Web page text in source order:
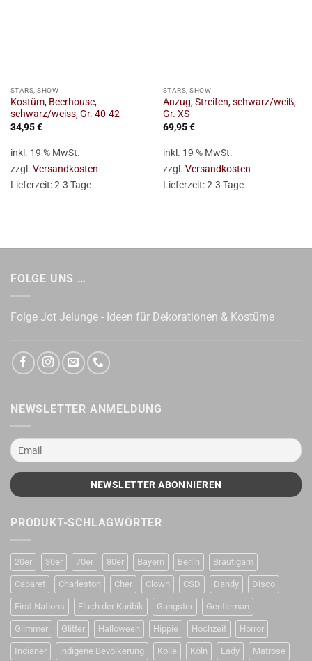
STARS, SHOW
Kostüm, Beerhouse,
schwarz/weiss, Gr. 40-42
34,95€
inkl. 19 % MwSt.
zzgl. Versandkosten
Lieferzeit:2-3 Tage
STARS, SHOW
Anzug, Streifen, schwarz/weiß,
Gr. XS
69,95€
inkl. 19 % MwSt.
zzgl. Versandkosten
Lieferzeit:2-3 Tage
FOLGE UNS …
Folge Jot Jelunge - Ideen für Dekorationen & Kostüme
NEWSLETTER ANMELDUNG
PRODUKT-SCHLAGWÖRTER
20er 30er 70er 80er Bayern Berlin Bräutigam
Cabaret Charleston Cher Clown CSD Dandy Disco
First Nations Fluch der Karibik Gangster Gentleman
Glimmer Glitter Halloween Hippie Hochzeit Horror
Indianer indigene Bevölkerung Kölle Köln Lady Matrose